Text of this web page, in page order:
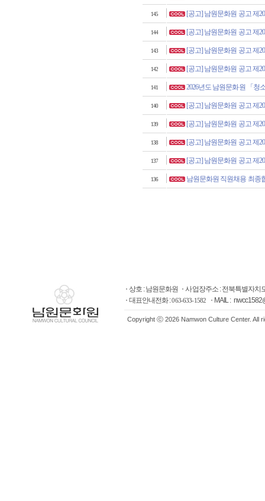
145 [공고] 남원문화원 공고 제
144 [공고] 남원문화원 공고 제
143 [공고] 남원문화원 공고 제
142 [공고] 남원문화원 공고 제
141 2026년도 남원문화원 「청
140 [공고] 남원문화원 공고 제
139 [공고] 남원문화원 공고 제
138 [공고] 남원문화원 공고 제
137 [공고] 남원문화원 공고 제
136 남원문화원 직원채용 최종
상호 : 남원문화원
사업장주소 : 전북특별자
대표안내전화 :063-633-1582 MAIL :
Copyright ⓒ 2026 Namwon Culture Center. All